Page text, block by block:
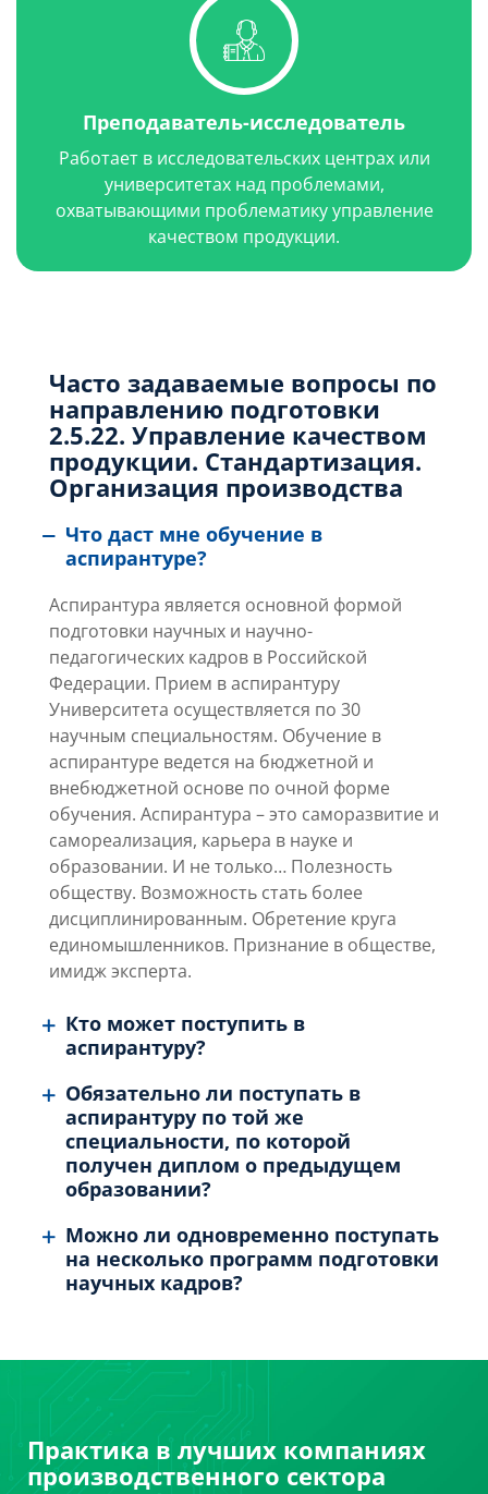
Преподаватель-исследователь
Работает в исследовательских центрах или
университетах над проблемами,
охватывающими проблематику управление
качеством продукции.
Часто задаваемые вопросы по
направлению подготовки
2.5.22. Управление качеством
продукции. Стандартизация.
Организация производства
Что даст мне обучение в
аспирантуре?
Аспирантура является основной формой
подготовки научных и научно-
педагогических кадров в Российской
Федерации. Прием в аспирантуру
Университета осуществляется по 30
научным специальностям. Обучение в
аспирантуре ведется на бюджетной и
внебюджетной основе по очной форме
обучения. Аспирантура – это саморазвитие и
самореализация, карьера в науке и
образовании. И не только… Полезность
обществу. Возможность стать более
дисциплинированным. Обретение круга
единомышленников. Признание в обществе,
имидж эксперта.
Кто может поступить в
аспирантуру?
Обязательно ли поступать в
аспирантуру по той же
специальности, по которой
получен диплом о предыдущем
образовании?
Можно ли одновременно поступать
на несколько программ подготовки
научных кадров?
Практика в лучших компаниях
производственного сектора